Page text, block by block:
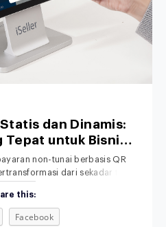
dan Dinamis:
Tepat untuk Bisnis
non-tunai berbasis QR
dari sekadar tren
hingga jaringan restoran
memilih memindai QR melalui
uang tunai. Meski
this:
Facebook